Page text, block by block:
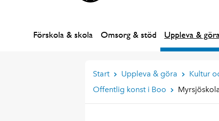
Förskola & skola Omsorg & stöd Uppleva &
Start Uppleva & göra
Kultur
Offentlig konst i Boo